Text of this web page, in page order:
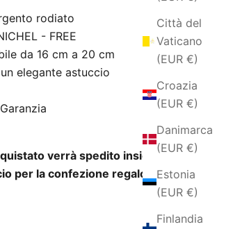
Città del
Vaticano
(EUR €)
Croazia
(EUR €)
Danimarca
(EUR €)
Estonia
(EUR €)
Finlandia
rodiato
- FREE
da 16 cm a 20 cm
elegante astuccio
verrà spedito insieme ad un
per la confezione regalo incluso